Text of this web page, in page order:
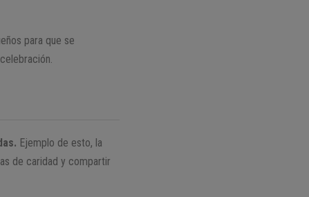
para que se
Ejemplo de esto, la
de caridad y compartir